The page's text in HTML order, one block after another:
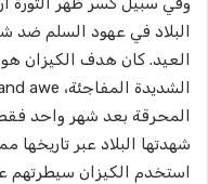
البلاد في عهود السلم ضد
العيد. كان هدف
المحرقة بعد شهر واحد
شهدتها البلاد عبر تاريخها
استخدم الكيزان سيطرتهم